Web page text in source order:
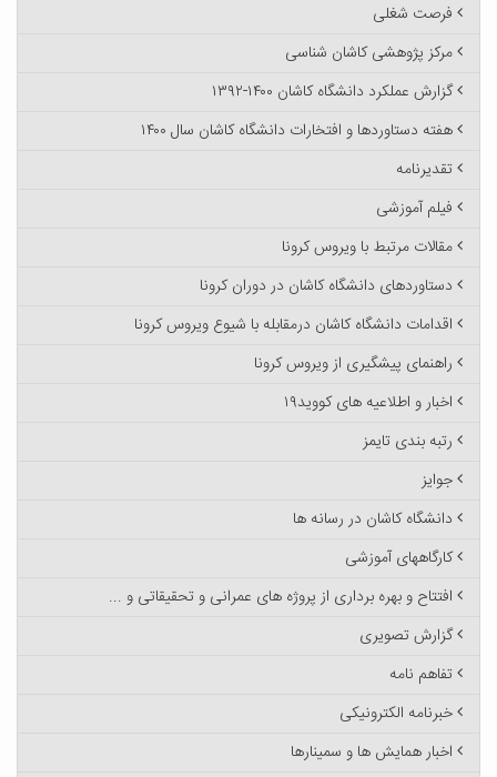
فرصت شغلی
مرکز پژوهشی کاشان شناسی
گزارش عملکرد دانشگاه کاشان ۱۴۰۰-۱۳۹۲
هفته دستاوردها و افتخارات دانشگاه کاشان سال ۱۴۰۰
تقدیرنامه
فیلم آموزشی
مقالات مرتبط با ویروس کرونا
دستاوردهای دانشگاه کاشان در دوران کرونا
اقدامات دانشگاه کاشان درمقابله با شیوع ویروس کرونا
راهنمای پیشگیری از ویروس کرونا
اخبار و اطلاعیه های کووید۱۹
رتبه بندی تایمز
جوایز
دانشگاه کاشان در رسانه ها
کارگاههای آموزشی
افتتاح و بهره برداری از پروژه های عمرانی و تحقیقاتی و ...
گزارش تصویری
تفاهم نامه
خبرنامه الکترونیکی
اخبار همایش ها و سمینارها